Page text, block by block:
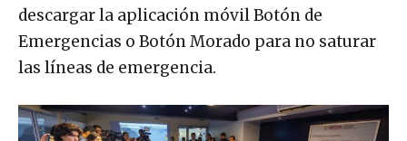
descargar la aplicación móvil Botón de
Emergencias o Botón Morado para no saturar
las líneas de emergencia.